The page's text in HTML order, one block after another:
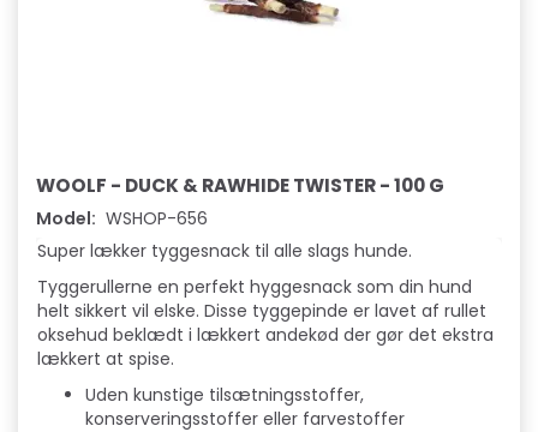
WOOLF - DUCK & RAWHIDE TWISTER - 100 G
Model: WSHOP-656
Super lækker tyggesnack til alle slags hunde.
Tyggerullerne en perfekt hyggesnack som din hund
helt sikkert vil elske. Disse tyggepinde er lavet af rullet
oksehud beklædt i lækkert andekød der gør det ekstra
lækkert at spise.
Uden kunstige tilsætningsstoffer,
konserveringsstoffer eller farvestoffer